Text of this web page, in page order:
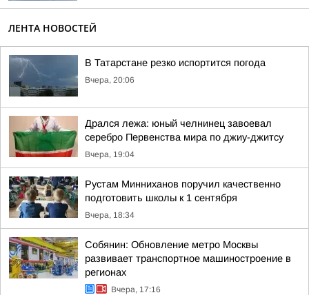
ЛЕНТА НОВОСТЕЙ
В Татарстане резко испортится погода
Вчера, 20:06
Дрался лежа: юный челнинец завоевал
серебро Первенства мира по джиу-джитсу
Вчера, 19:04
Рустам Минниханов поручил качественно
подготовить школы к 1 сентября
Вчера, 18:34
Собянин: Обновление метро Москвы
развивает транспортное машиностроение в
регионах
Вчера, 17:16